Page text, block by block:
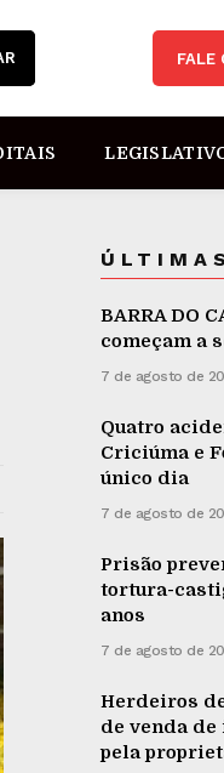
FALE
BARRA DO
começam a
7 de agosto de
Quatro
Criciúma e
único dia
7 de agosto de
Prisão
tortura-
anos
7 de agosto de
Herdeiros
de venda
pela